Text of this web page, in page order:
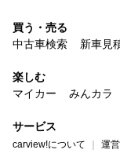
買う・売る
中古車検索
新車見
楽しむ
マイカー
みんカラ
サービス
carview!について 運